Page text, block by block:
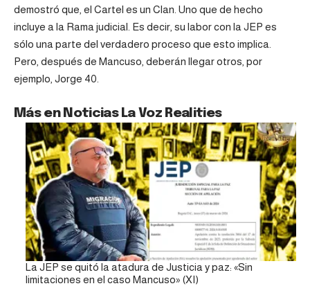
demostró que, el Cartel es un Clan. Uno que de hecho
incluye a la Rama judicial. Es decir, su labor con la JEP es
sólo una parte del verdadero proceso que esto implica.
Pero, después de Mancuso, deberán llegar otros, por
ejemplo, Jorge 40.
Más en Noticias La Voz Realities
La JEP se quitó la atadura de Justicia y paz: «Sin
limitaciones en el caso Mancuso» (XI)